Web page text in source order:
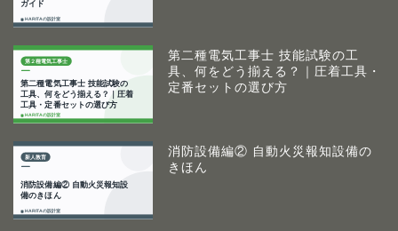
第二種電気工事士 技能試験の工
具、何をどう揃える？｜圧着工具・
定番セットの選び方
消防設備編② 自動火災報知設備の
きほん